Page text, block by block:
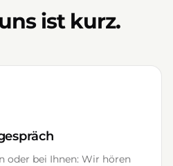
ist kurz.
oder bei Ihnen: Wir hören